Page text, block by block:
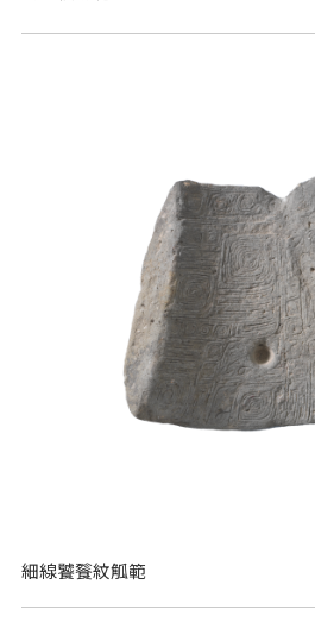
細線饕餮紋觚範